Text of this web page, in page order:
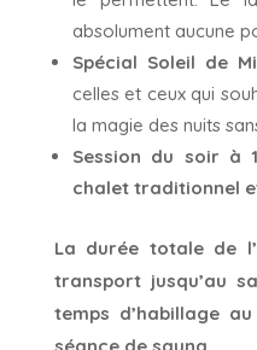
absolument aucune
Spécial Soleil de
celles et ceux qui
la magie des nuits
Session du soir à
chalet traditionnel
La durée totale de
transport jusqu’au
temps d’habillage